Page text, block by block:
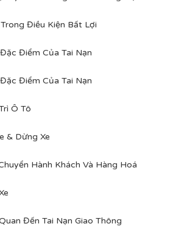
Điều Kiện Bất Lợi
Điểm Của Tai Nạn
Điểm Của Tai Nạn
Ô Tô
& Dừng Xe
Hành Khách Và Hàng Hoá
Đến Tai Nạn Giao Thông